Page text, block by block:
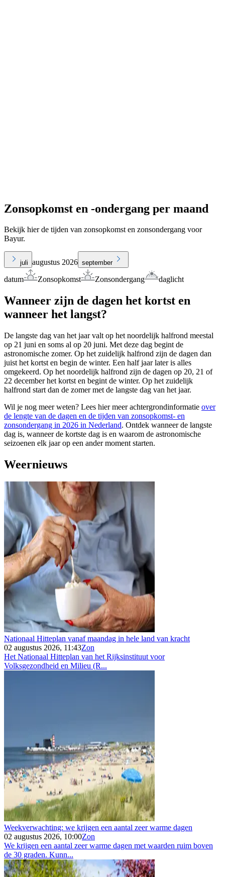
Zonsopkomst en -ondergang per maand
Bekijk hier de tijden van zonsopkomst en zonsondergang voor
Bayur.
juli augustus 2026 september
datum Zonsopkomst Zonsondergang daglicht
Wanneer zijn de dagen het kortst en
wanneer het langst?
De langste dag van het jaar valt op het noordelijk halfrond meestal
op 21 juni en soms al op 20 juni. Met deze dag begint de
astronomische zomer. Op het zuidelijk halfrond zijn de dagen dan
juist het kortst en begin de winter. Een half jaar later is alles
omgekeerd. Op het noordelijk halfrond zijn de dagen op 20, 21 of
22 december het kortst en begint de winter. Op het zuidelijk
halfrond start dan de zomer met de langste dag van het jaar.
Wil je nog meer weten? Lees hier meer achtergrondinformatie over
de lengte van de dagen en de tijden van zonsopkomst- en
zonsondergang in 2026 in Nederland. Ontdek wanneer de langste
dag is, wanneer de kortste dag is en waarom de astronomische
seizoenen elk jaar op een ander moment starten.
Weernieuws
Nationaal Hitteplan vanaf maandag in hele land van kracht
02 augustus 2026, 11:43Zon
Het Nationaal Hitteplan van het Rijksinstituut voor
Volksgezondheid en Milieu (R...
Weekverwachting: we krijgen een aantal zeer warme dagen
02 augustus 2026, 10:00Zon
We krijgen een aantal zeer warme dagen met waarden ruim boven
de 30 graden. Kunn...